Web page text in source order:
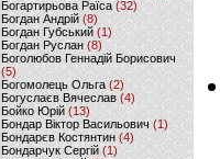
Богартирьова Раїса (32)
Богдан Андрій(8)
Богдан Губський (1)
Богдан Руслан(8)
Боголюбов Геннадій Борисович
(5)
Богомолець Ольга (2)
Богуслаєв Вячеслав (4)
Бойко Юрій (13)
Бондар Віктор Васильович (1)
Бондарєв Костянтин (4)
Бондарчук Сергій(1)